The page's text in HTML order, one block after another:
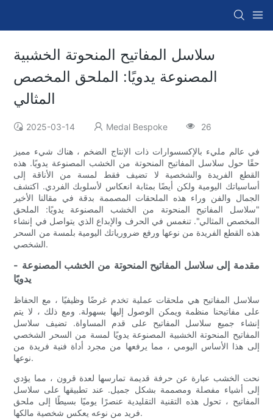
سلاسل المفاتيح المنحوتة الخشبية
المصنوعة يدويًا: الملحق المخصص
المثالي
2025-03-14 Medal Bespoke 26
في عالم مليء بالإكسسوارات ذات الإنتاج الضخم ، هناك شيء مميز
حقًا حول سلاسل المفاتيح المنحوتة من الخشب المصنوعة يدويًا. هذه
القطع الفريدة والشخصية لا تضيف فقط لمسة من الأناقة إلى
أساسياتك اليومية ولكن أيضًا بمثابة انعكاس لأسلوبك الفردي. اكتشف
الجمال والفن وراء هذه الملحقات المصممة بدقة في مقالنا الأخير
"سلاسل المفاتيح المنحوتة من الخشب المصنوعة يدويًا: الملحق
المخصص المثالي". تنغمس في الحرف والإبداع الذي يتواصل في إنشاء
هذه القطع الفريدة من نوعها ورفع ضرورياتك اليومية بلمسة من السحر
الشخصي.
- مقدمة إلى سلاسل المفاتيح المنحوتة من الخشب المصنوعة
يدويًا
سلاسل المفاتيح هي ملحقات عملية تخدم غرضًا وظيفيًا ، مع الحفاظ
على مفاتيحنا منظمة ويمكن الوصول إليها بسهولة. ومع ذلك ، لا يتم
إنشاء جميع سلاسل المفاتيح على قدم المساواة. تضيف سلاسل
المفاتيح المنحوتة الخشبية المصنوعة يدويًا لمسة من السحر الشخصي
إلى هذا الأساس اليومي ، مما يرفعها من مجرد أداة فنية فريدة من
نوعها.
نحت الخشب عبارة عن حرفة قديمة تمارسها لعدة قرون ، مما يؤدي
إلى أشياء مفصلة ومصممة بشكل جميل. عند تطبيقها على سلاسل
المفاتيح ، تحول هذه التقنية التقليدية عنصرًا يوميًا بسيطًا إلى ملحق
فريد من نوعه يعكس شخصية مالكها.